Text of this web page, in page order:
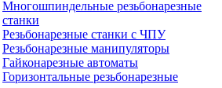
Многошпиндельные резьбонарезные
станки
Резьбонарезные станки с ЧПУ
Резьбонарезные манипуляторы
Гайконарезные автоматы
Горизонтальные резьбонарезные